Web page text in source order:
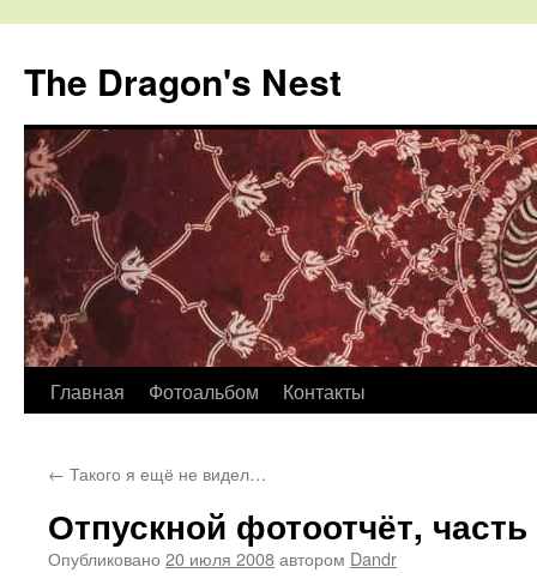
The Dragon's Nest
Перейти
содержимому
Главная Фотоальбом Контакты
← Такого я ещё не видел…
Отпускной фотоотчёт, часть
Опубликовано 20 июля 2008автором Dandr